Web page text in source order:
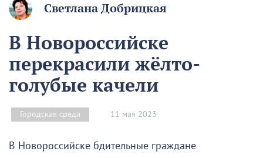
Светлана Добрицкая
В Новороссийске
перекрасили жёлто-
голубые качели
Городская среда 11 мая 2023
В Новороссийске бдительные граждане